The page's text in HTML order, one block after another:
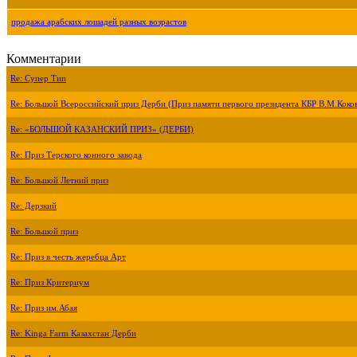
продажа арабских лошадей разных возрастов
Комментарии
Re: Супер Тип
Re: Большой Всероссийский приз Дерби (Приз памяти первого президента КБР
Re: «БОЛЬШОЙ КАЗАНСКИЙ ПРИЗ» (ДЕРБИ)
Re: Приз Терского конного завода
Re: Большой Летний приз
Re: Дерзкий
Re: Большой приз
Re: Приз в честь жеребца Арт
Re: Приз Критериум
Re: Приз им.Абая
Re: Kinga Farm Казахстан Дерби